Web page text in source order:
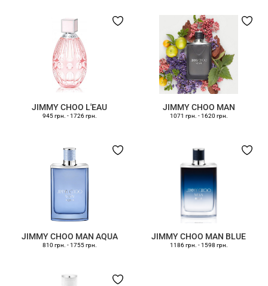
JIMMY CHOO L'EAU
945 грн. -1726 грн.
JIMMY CHOO MAN
1071 грн. -1620 грн.
JIMMY CHOO MAN AQUA
810 грн. -1755 грн.
JIMMY CHOO MAN BLUE
1186 грн. -1598 грн.